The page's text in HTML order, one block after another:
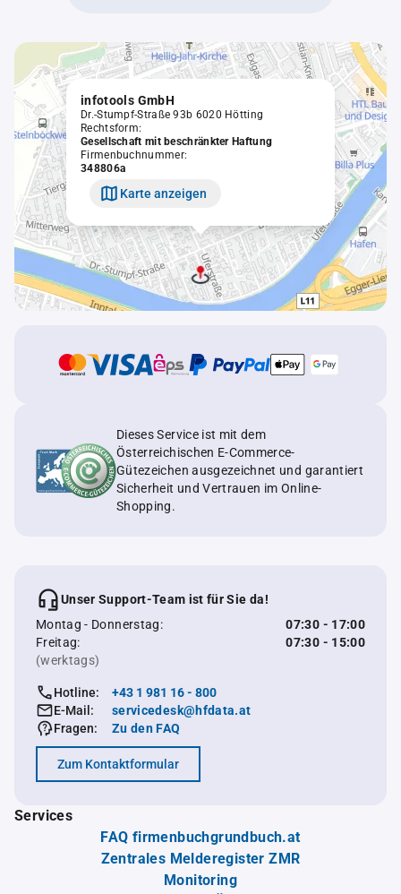
infotools GmbH
Dr.-Stumpf-Straße 93b 6020 Hötting
Rechtsform:
Gesellschaft mit beschränkter Haftung
Firmenbuchnummer:
348806a
Karte anzeigen
Dieses Service ist mit dem
Österreichischen E-Commerce-
Gütezeichen ausgezeichnet und garantiert
Sicherheit und Vertrauen im Online-
Shopping.
Unser Support-Team ist für Sie da!
Montag - Donnerstag:
07:30 - 17:00
Freitag:
07:30 - 15:00
(werktags)
Hotline:
+43 1 981 16 - 800
E-Mail:
servicedesk@hfdata.at
Fragen:
Zu den FAQ
Zum Kontaktformular
Services
FAQ firmenbuchgrundbuch.at
Zentrales Melderegister ZMR
Monitoring